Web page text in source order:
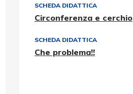
SCHEDA DIDATTICA
Circonferenza e cerchio
SCHEDA DIDATTICA
Che problema!!